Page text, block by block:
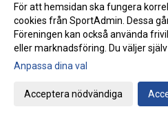
IFK tia i SM-pokalen
Emma Holstad 1:35 på halvmaran
Terräng-SM: 18 IFK Lidingö-lag i Mix-
Terräng-SM: Tilda sjua i F15
För att hemsidan ska fungera
cookies från SportAdmin. Dessa
Föreningen kan också använda
eller marknadsföring. Du väljer
Anpassa dina val
Acceptera nödvändiga